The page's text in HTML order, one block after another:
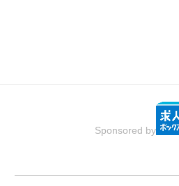
Sponsored by